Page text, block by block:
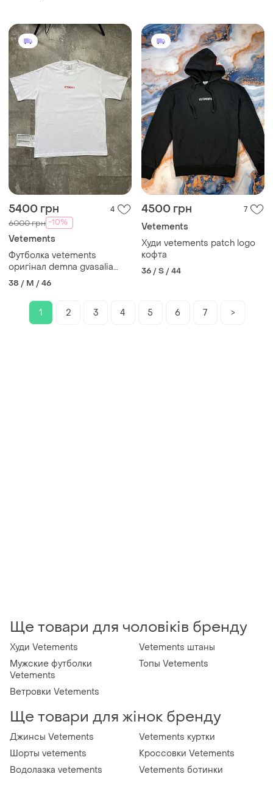
5400 грн 4
6000 грн -10%
Vetements
Футболка vetements
оригінал demna gvasalia
біла оверсайз ветеменс m
38 / M / 46
4500 грн 7
Vetements
Худи vetements patch logo
кофта
36 / S / 44
1 2 3 4 5 6 7 >
Ще товари для чоловіків бренду
Худи Vetements
Vetements штаны
Мужские футболки
Vetements
Топы Vetements
Ветровки Vetements
Ще товари для жінок бренду
Джинсы Vetements
Vetements куртки
Шорты vetements
Кроссовки Vetements
Водолазка vetements
Vetements ботинки